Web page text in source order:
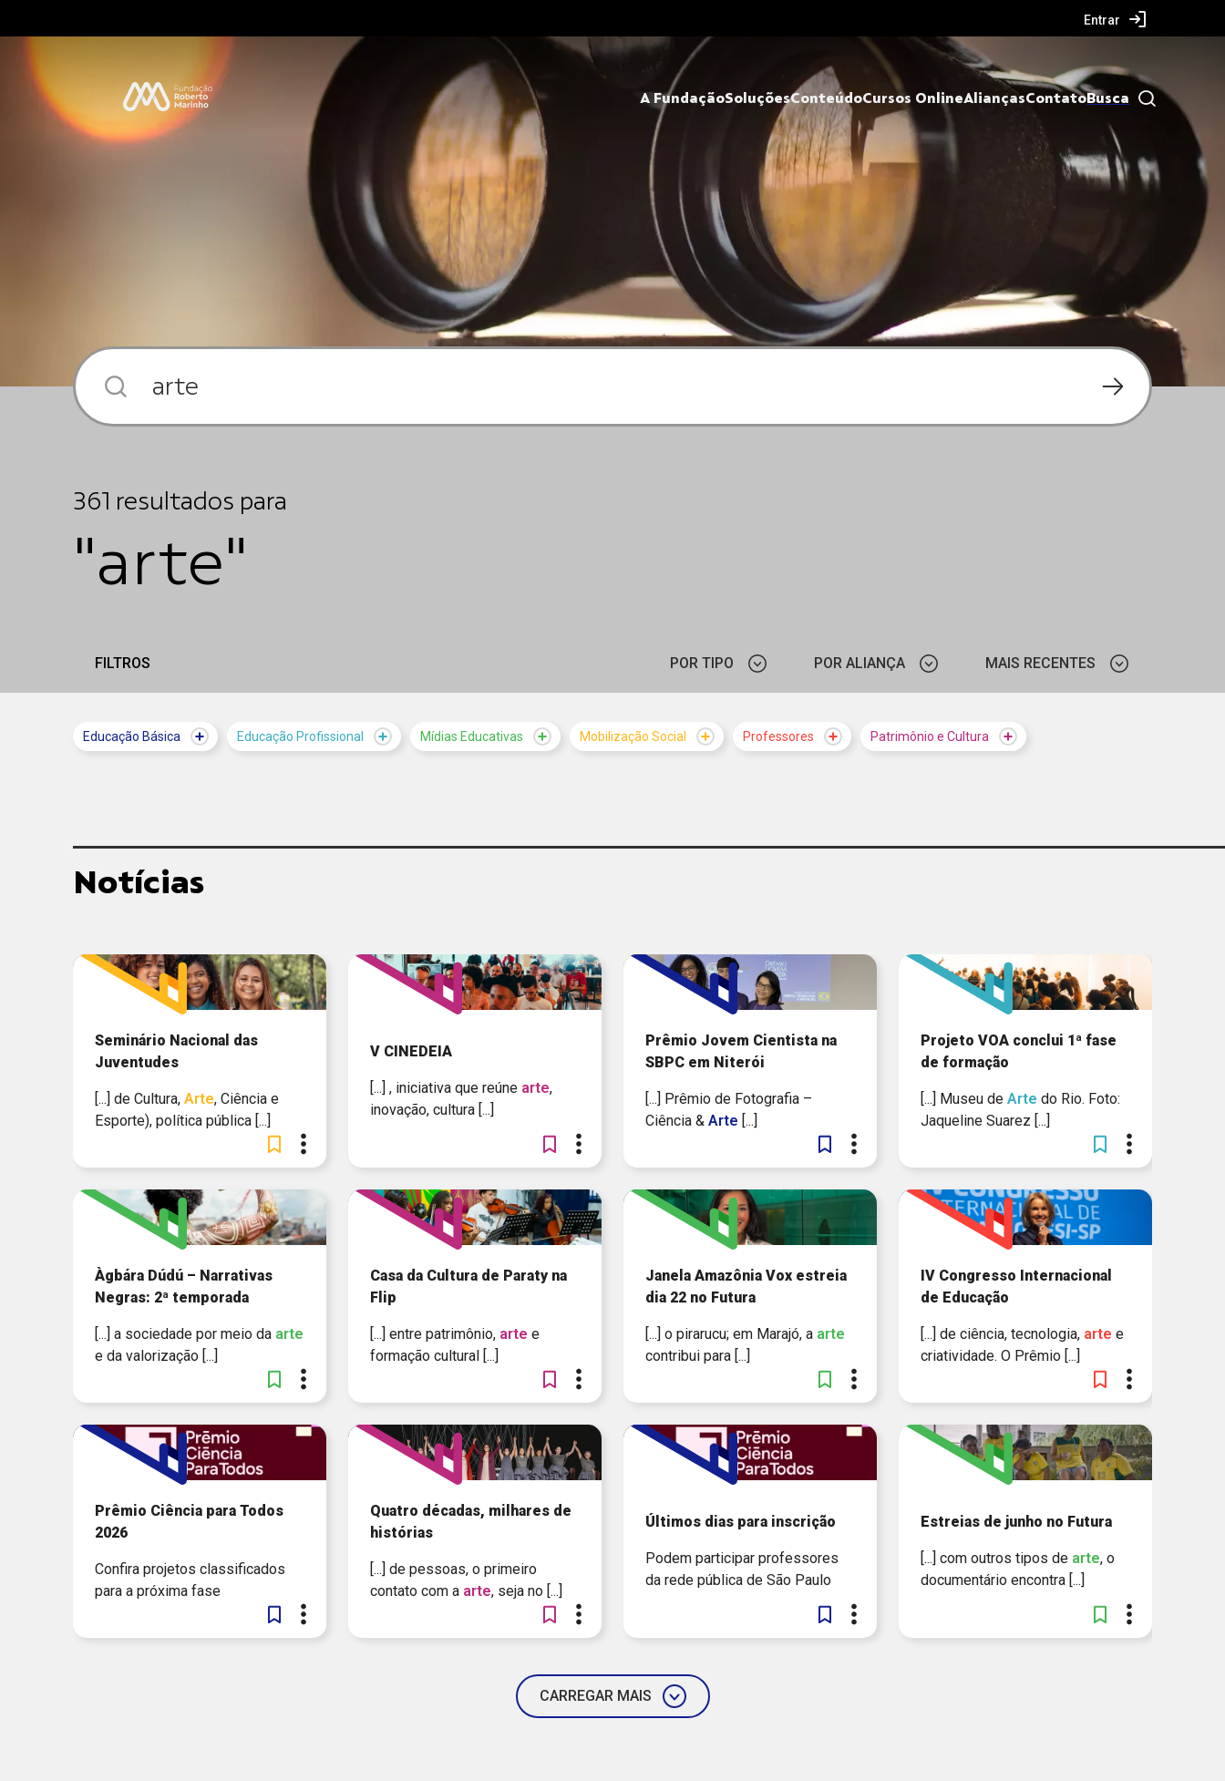
Entrar
A FundaçãoSoluçõesConteúdoCursos OnlineAliançasContatoBusca
361 resultados para
"arte"
FILTROS POR TIPO
LANDPAGE
PODCAST
TRILHA
VÍDEO
POR ALIANÇA
FUNDAÇÃO ITAÚ
VALE
GLOBO
SESI NACIONAL / SENAI
NACIONAL
MAIS RECENTES
Educação Básica Educação Profissional Mídias Educativas Mobilização Social Professores Patrimônio e Cultura
Notícias
Seminário Nacional das
Juventudes
[...] de Cultura, Arte, Ciência e
Esporte), política pública [...]
V CINEDEIA
[...] , iniciativa que reúne arte,
inovação, cultura [...]
Prêmio Jovem Cientista na
SBPC em Niterói
[...] Prêmio de Fotografia –
Ciência & Arte [...]
Projeto VOA conclui 1ª fase
de formação
[...] Museu de Arte do Rio. Foto:
Jaqueline Suarez [...]
Àgbára Dúdú – Narrativas
Negras: 2ª temporada
[...] a sociedade por meio da arte
e da valorização [...]
Casa da Cultura de Paraty na
Flip
[...] entre patrimônio, arte e
formação cultural [...]
Janela Amazônia Vox estreia
dia 22 no Futura
[...] o pirarucu; em Marajó, a arte
contribui para [...]
IV Congresso Internacional
de Educação
[...] de ciência, tecnologia, arte e
criatividade. O Prêmio [...]
Prêmio Ciência para Todos
2026
Confira projetos classificados
para a próxima fase
Quatro décadas, milhares de
histórias
[...] de pessoas, o primeiro
contato com a arte, seja no [...]
Últimos dias para inscrição
Podem participar professores
da rede pública de São Paulo
Estreias de junho no Futura
[...] com outros tipos de arte, o
documentário encontra [...]
CARREGAR MAIS